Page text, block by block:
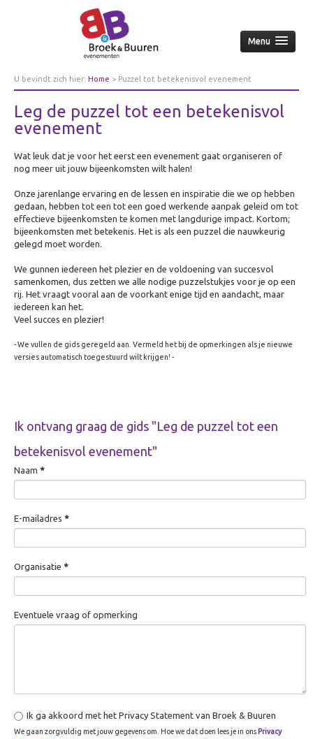
Menu
Aanpak
Wie
Opdrachtgevers
Over opdrachtgevers
Culturele sector
Overheid
Zorg
Overig
Betekenisvol cadeau
De Theater-wasstraat
Gamificatie
Ontdek je plekje
Dagverwarming
Visualiseren
Over Visualiseren
Sneltekenen
U bevindt zich hier: Home > Puzzel tot betekenisvol evenement
Leg de puzzel tot een betekenisvol
evenement
Wat leuk dat je voor het eerst een evenement gaat organiseren of
nog meer uit jouw bijeenkomsten wilt halen!
Onze jarenlange ervaring en de lessen en inspiratie die we op hebben
gedaan, hebben tot een tot een goed werkende aanpak geleid om tot
effectieve bijeenkomsten te komen met langdurige impact. Kortom;
bijeenkomsten met betekenis. Het is als een puzzel die nauwkeurig
gelegd moet worden.
We gunnen iedereen het plezier en de voldoening van succesvol
samenkomen, dus zetten we alle nodige puzzelstukjes voor je op een
rij. Het vraagt vooral aan de voorkant enige tijd en aandacht, maar
iedereen kan het.
Veel succes en plezier!
- We vullen de gids geregeld aan. Vermeld het bij de opmerkingen als je nieuwe
versies automatisch toegestuurd wilt krijgen! -
Ik ontvang graag de gids "Leg de puzzel tot een
betekenisvol evenement"
Naam *
E-mailadres *
Organisatie *
Eventuele vraag of opmerking
Ik ga akkoord met het Privacy Statement van Broek & Buuren
We gaan zorgvuldig met jouw gegevens om. Hoe we dat doen lees je in ons Privacy